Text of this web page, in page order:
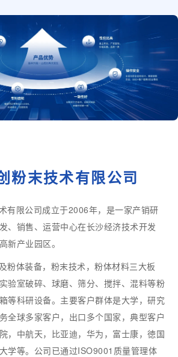
粉末技术有限公司
有限公司成立于2006年，是一家产销研
、销售、运营中心在长沙经济技术开发
新产业园区。
粉体装备，粉末技术，粉体材料三大板
验室破碎、球磨、筛分、搅拌、混料等粉
等科研设备。主要客户群体是大学，研究
全球多家客户，出口多个国家，典型客户
，中航天，比亚迪，华为，富士康，徳国
学等。公司已通过ISO9001质量管理体